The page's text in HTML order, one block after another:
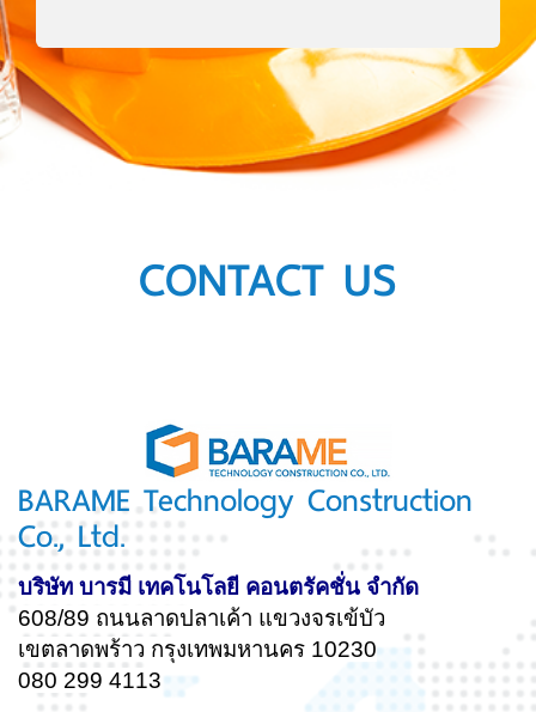
CONTACT US
BARAME Technology Construction
Co., Ltd.
บริษัท บารมี เทคโนโลยี คอนตรัคชั่น จำกัด
608/89 ถนนลาดปลาเค้า แขวงจรเข้บัว
เขตลาดพร้าว กรุงเทพมหานคร 10230
080 299 4113